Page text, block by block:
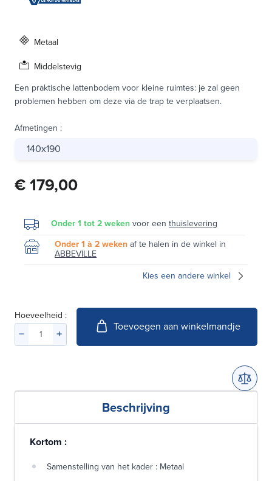
Metaal
Middelstevig
Een praktische lattenbodem voor kleine ruimtes: je zal geen
problemen hebben om deze via de trap te verplaatsen.
Afmetingen :
140x190
€ 179,00
Onder 1 tot 2 wekenvoor een thuislevering
Onder 1 à 2 wekenaf te halen in de winkel in
ABBEVILLE
Kies een andere winkel
Hoeveelheid :
Toevoegen aan winkelmandje
Beschrijving
Kortom :
Samenstelling van het kader : Metaal